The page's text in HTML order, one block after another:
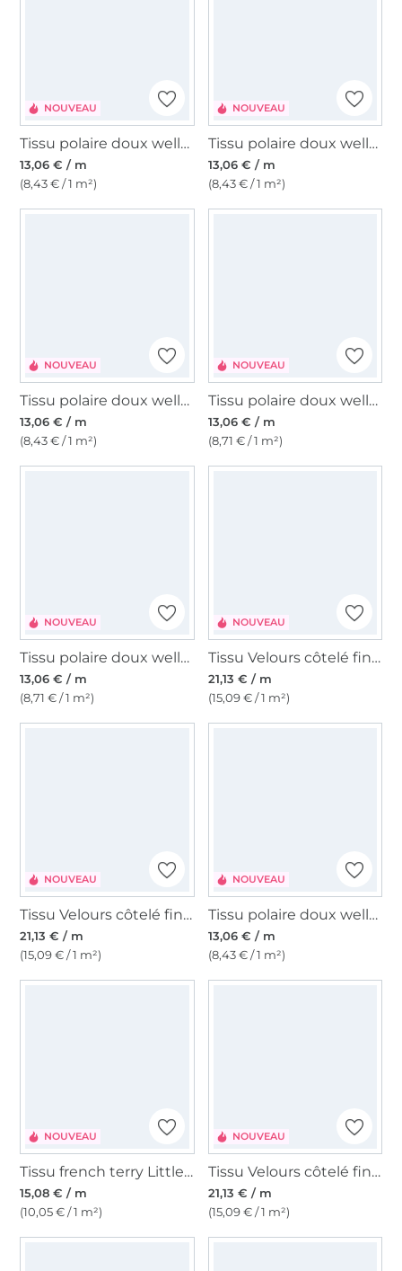
NOUVEAU
Tissu polaire doux wellness Happy Leo, rose
13,06 € / m
(8,43 € / 1 m²)
NOUVEAU
Tissu polaire doux wellness Happy Pink Hearts
13,06 € / m
(8,43 € / 1 m²)
NOUVEAU
Tissu polaire doux wellness Happy Tie Dye, bleu/rose fuchsia
13,06 € / m
(8,43 € / 1 m²)
NOUVEAU
Tissu polaire doux wellness Color Life, lilas
13,06 € / m
(8,71 € / 1 m²)
NOUVEAU
Tissu polaire doux wellness Color Life, pêche
13,06 € / m
(8,71 € / 1 m²)
NOUVEAU
Tissu Velours côtelé fin Enjoy paisley leaves, vert olive
21,13 € / m
(15,09 € / 1 m²)
NOUVEAU
Tissu Velours côtelé fin Enjoy leaves, bleu pétrole clair
21,13 € / m
(15,09 € / 1 m²)
NOUVEAU
Tissu polaire doux wellness Happy Rainbow Stripes
13,06 € / m
(8,43 € / 1 m²)
NOUVEAU
Tissu french terry Little Leo, saumon
15,08 € / m
(10,05 € / 1 m²)
NOUVEAU
Tissu Velours côtelé fin Enjoy mosaic bloom, marron foncé
21,13 € / m
(15,09 € / 1 m²)